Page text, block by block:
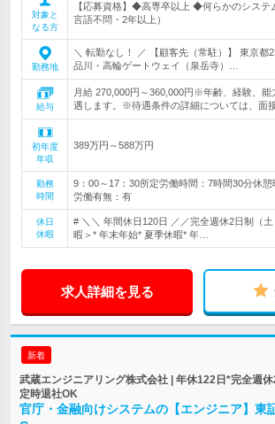
対象と
なる方
【応募資格】◆高専卒以上 ◆何らかのシステ
言語不問・2年以上）
勤務地
＼ 転勤なし！ ／ 【顧客先（常駐）】 東京都
品川・高輪ゲートウェイ（泉岳寺）…
給与
月給 270,000円～360,000円※年齢、経験、能
遇します。※待遇条件の詳細については、面
初年度
年収
389万円～588万円
勤務
時間
9：00～17：30所定労働時間：7時間30分休
労働有無：有
休日
休暇
# ＼＼ 年間休日120日 ／／完全週休2日制（
暇＞* 年末年始* 夏季休暇* 年…
求人詳細を見る
新着
武蔵エンジニアリング株式会社 | 年休122日*完全週
定時退社OK
官庁・金融向けシステムの【エンジニア】東